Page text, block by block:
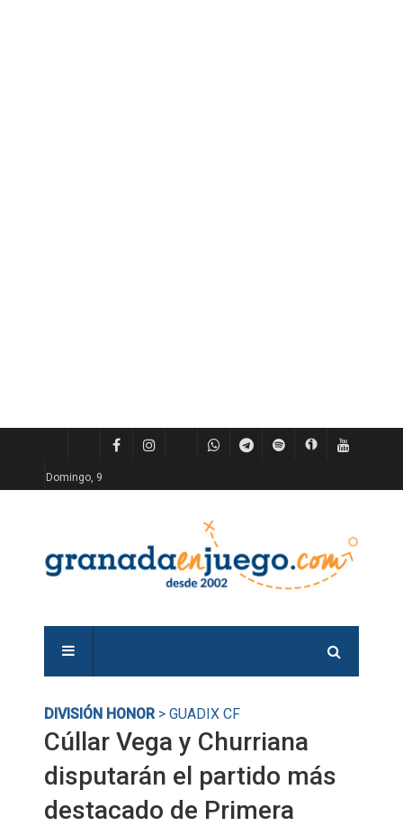
Domingo, 9
DIVISIÓN HONOR> GUADIX CF
Cúllar Vega y Churriana
disputarán el partido más
destacado de Primera